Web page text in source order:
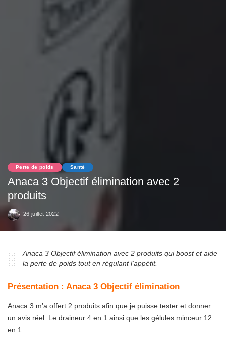
Perte de poids Santé
Anaca 3 Objectif élimination avec 2
produits
26 juillet 2022
Anaca 3 Objectif élimination avec 2 produits qui boost et aide
la perte de poids tout en régulant l'appétit.
Présentation : Anaca 3 Objectif élimination
Anaca 3 m’a offert 2 produits afin que je puisse tester et donner
un avis réel. Le draineur 4 en 1 ainsi que les gélules minceur 12
en 1.